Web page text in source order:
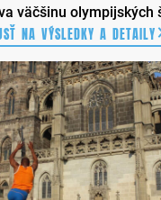
väčšinu olympijských
na výsledky a detaily